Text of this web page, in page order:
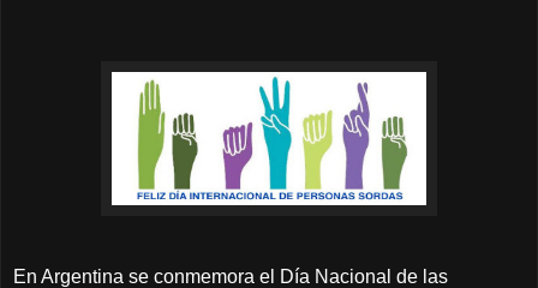
En Argentina se conmemora el Día Nacional de las